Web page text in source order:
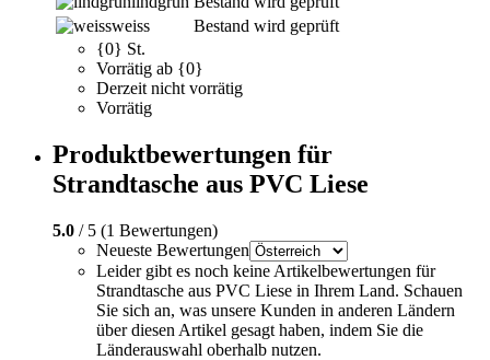
weiss
Bestand wird geprüft
{0} St.
Vorrätig ab {0}
Derzeit nicht vorrätig
Vorrätig
Produktbewertungen für
Strandtasche aus PVC Liese
5.0 / 5 (1 Bewertungen)
Neueste Bewertungen
Leider gibt es noch keine Artikelbewertungen für
Strandtasche aus PVC Liese in Ihrem Land. Schauen
Sie sich an, was unsere Kunden in anderen Ländern
über diesen Artikel gesagt haben, indem Sie die
Länderauswahl oberhalb nutzen.